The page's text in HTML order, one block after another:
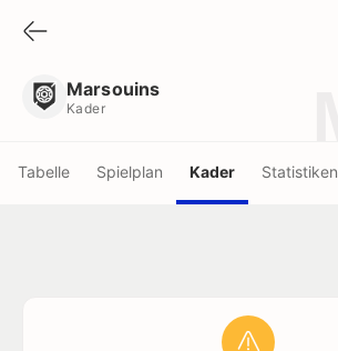
Marsouins
Kader
Tabelle Spielplan Kader Statistiken